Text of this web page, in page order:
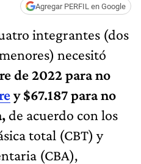
Agregar PERFIL en Google
integrantes (dos
necesitó
de 2022 para no
y $67.187 para no
de acuerdo con los
total (CBT) y
(CBA),